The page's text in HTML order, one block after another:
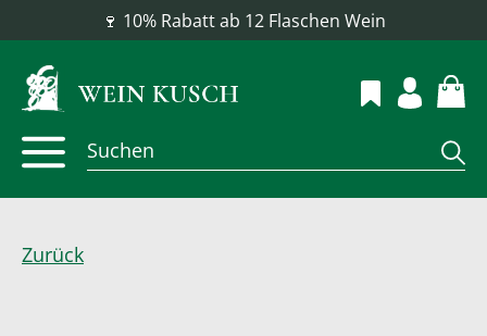
📦 Versandkostenfrei ab 100 €
Zurück